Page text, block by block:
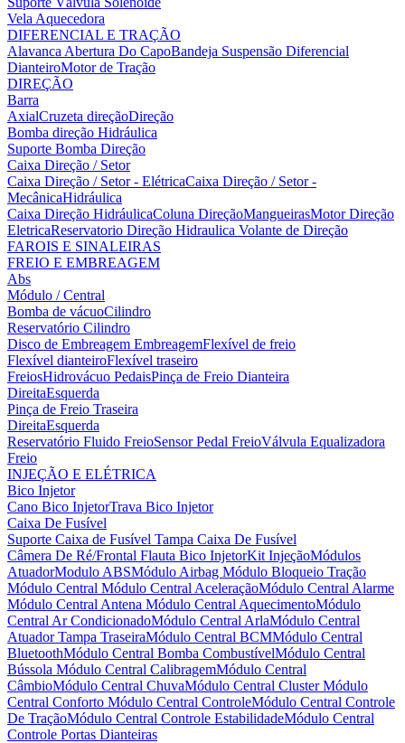
Vela Aquecedora
DIFERENCIAL E TRAÇÃO
Alavanca Abertura Do CapoBandeja Suspensão Diferencial
DianteiroMotor de Tração
DIREÇÃO
Barra
AxialCruzeta direçãoDireção
Bomba direção Hidráulica
Suporte Bomba Direção
Caixa Direção / Setor
Caixa Direção / Setor - ElétricaCaixa Direção / Setor -
MecânicaHidráulica
Caixa Direção HidráulicaColuna DireçãoMangueirasMotor Direção
EletricaReservatorio Direção Hidraulica Volante de Direção
FAROIS E SINALEIRAS
FREIO E EMBREAGEM
Abs
Módulo / Central
Bomba de vácuoCilindro
Reservatório Cilindro
Disco de Embreagem EmbreagemFlexível de freio
Flexível dianteiroFlexível traseiro
FreiosHidrovácuo PedaisPinça de Freio Dianteira
DireitaEsquerda
Pinça de Freio Traseira
DireitaEsquerda
Reservatório Fluido FreioSensor Pedal FreioVálvula Equalizadora
Freio
INJEÇÃO E ELÉTRICA
Bico Injetor
Cano Bico InjetorTrava Bico Injetor
Caixa De Fusível
Suporte Caixa de Fusível Tampa Caixa De Fusível
Câmera De Ré/Frontal Flauta Bico InjetorKit InjeçãoMódulos
AtuadorModulo ABSMódulo Airbag Módulo Bloqueio Tração
Módulo Central Módulo Central AceleraçãoMódulo Central Alarme
Módulo Central Antena Módulo Central AquecimentoMódulo
Central Ar CondicionadoMódulo Central ArlaMódulo Central
Atuador Tampa TraseiraMódulo Central BCMMódulo Central
BluetoothMódulo Central Bomba CombustívelMódulo Central
Bússola Módulo Central CalibragemMódulo Central
CâmbioMódulo Central ChuvaMódulo Central ClusterMódulo
Central Conforto Módulo Central ControleMódulo Central Controle
De TraçãoMódulo Central Controle EstabilidadeMódulo Central
Controle Portas Dianteiras